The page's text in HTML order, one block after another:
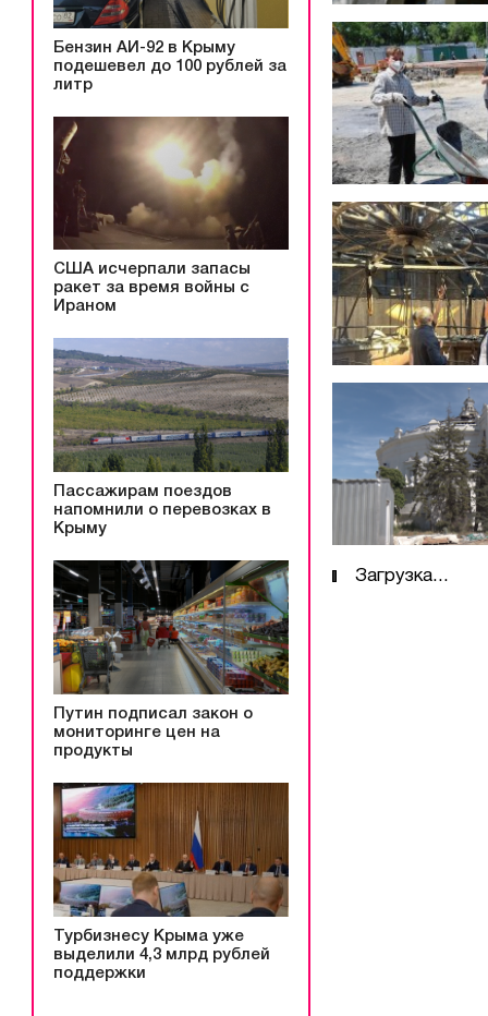
Бензин АИ-92 в Крыму
подешевел до 100 рублей за
литр
США исчерпали запасы
ракет за время войны с
Ираном
Пассажирам поездов
напомнили о перевозках в
Крыму
Путин подписал закон о
мониторинге цен на
продукты
Турбизнесу Крыма уже
выделили 4,3 млрд рублей
поддержки
Загрузка...